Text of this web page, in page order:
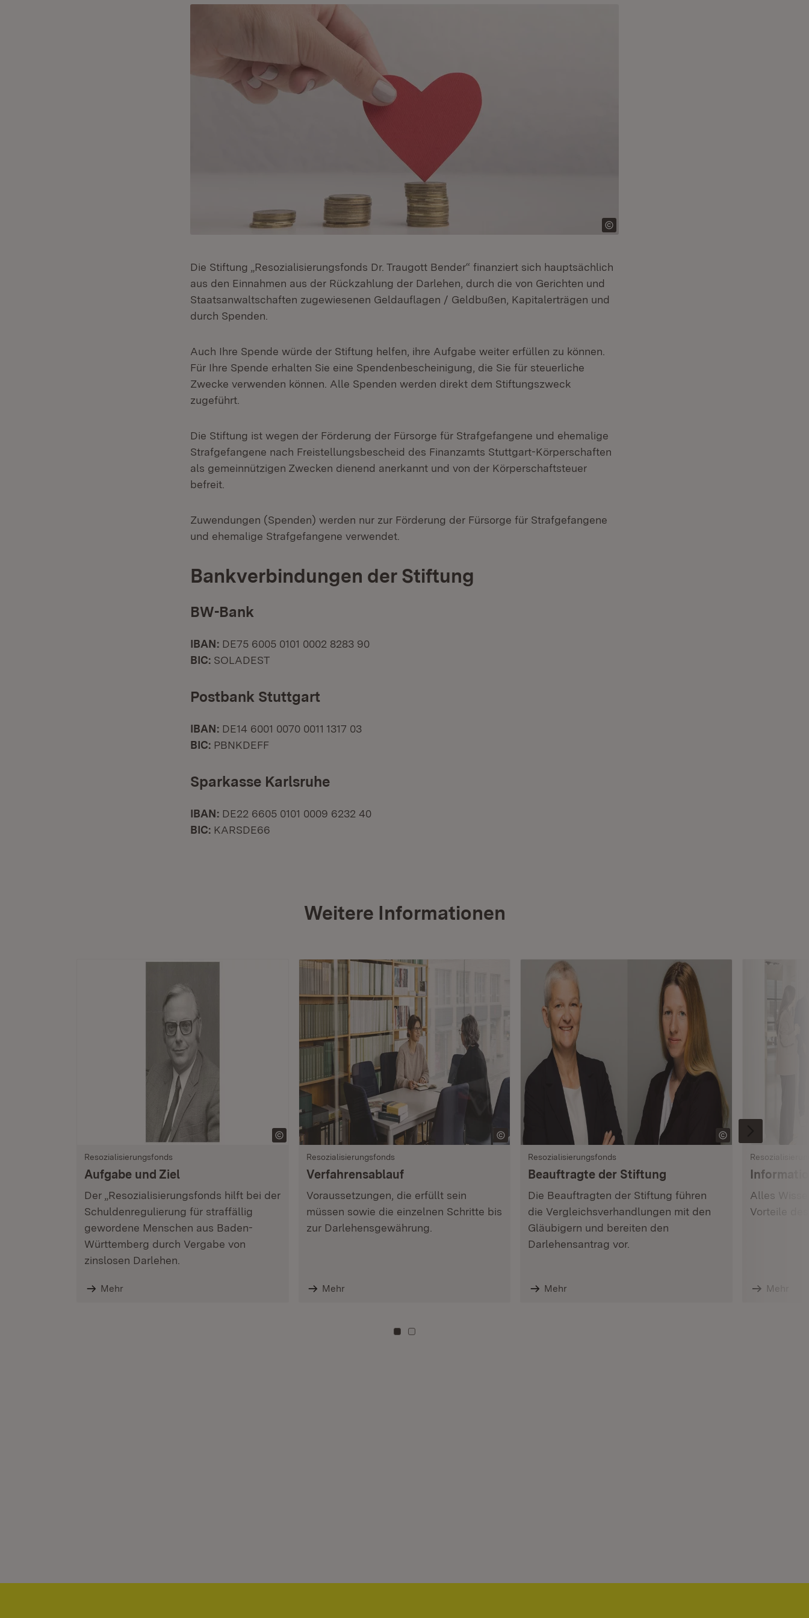
Die Stiftung „Resozialisierungsfonds Dr. Traugott Bender“ finanziert sich hauptsächlich
aus den Einnahmen aus der Rückzahlung der Darlehen, durch die von Gerichten und
Staatsanwaltschaften zugewiesenen Geldauflagen / Geldbußen, Kapitalerträgen und
durch Spenden.
Auch Ihre Spende würde der Stiftung helfen, ihre Aufgabe weiter erfüllen zu können.
Für Ihre Spende erhalten Sie eine Spendenbescheinigung, die Sie für steuerliche
Zwecke verwenden können. Alle Spenden werden direkt dem Stiftungszweck
zugeführt.
Die Stiftung ist wegen der Förderung der Fürsorge für Strafgefangene und ehemalige
Strafgefangene nach Freistellungsbescheid des Finanzamts Stuttgart-Körperschaften
als gemeinnützigen Zwecken dienend anerkannt und von der Körperschaftsteuer
befreit.
Zuwendungen (Spenden) werden nur zur Förderung der Fürsorge für Strafgefangene
und ehemalige Strafgefangene verwendet.
Bankverbindungen der Stiftung
BW-Bank
IBAN: DE75 6005 0101 0002 8283 90
BIC: SOLADEST
Postbank Stuttgart
IBAN: DE14 6001 0070 0011 1317 03
BIC: PBNKDEFF
Sparkasse Karlsruhe
IBAN: DE22 6605 0101 0009 6232 40
BIC: KARSDE66
Weitere Informationen
Resozialisierungsfonds
Aufgabe und Ziel
Der „Resozialisierungsfonds hilft bei der
Schuldenregulierung für straffällig
gewordene Menschen aus Baden-
Württemberg durch Vergabe von
zinslosen Darlehen.
Mehr
Resozialisierungsfonds
Verfahrensablauf
Voraussetzungen, die erfüllt sein
müssen sowie die einzelnen Schritte bis
zur Darlehensgewährung.
Mehr
Resozialisierungsfonds
Beauftragte der Stiftung
Die Beauftragten der Stiftung führen
die Vergleichsverhandlungen mit den
Gläubigern und bereiten den
Darlehensantrag vor.
Mehr
Alles
Vorteile
Mehr
Zu Kachel: 0
Zu Kachel: 3